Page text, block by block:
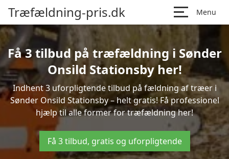
Træfældning-pris.dk Menu
Få 3 tilbud på træfældning i Sønder
Onsild Stationsby her!
Indhent 3 uforpligtende tilbud på fældning af træer i
Sønder Onsild Stationsby – helt gratis! Få professionel
hjælp til alle former for træfældning her!
Få 3 tilbud, gratis og uforpligtende